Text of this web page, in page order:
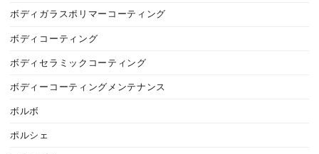
ボディガラスポリマーコーティング
ボディコーティング
ボディセラミックコーティング
ボディーコーティングメンテナンス
ボルボ
ポルシェ